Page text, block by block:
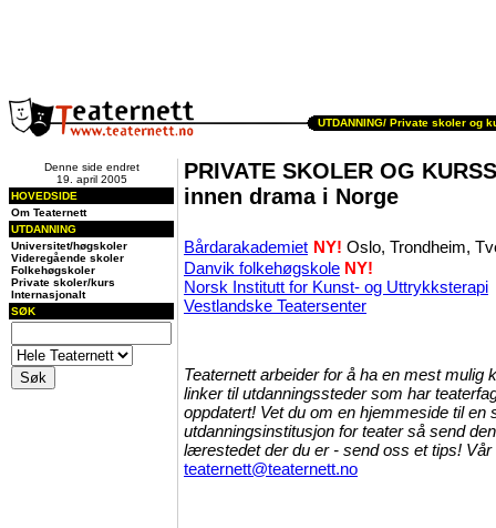
UTDANNING/ Private skoler og
Denne side endret
19. april 2005
HOVEDSIDE
Om Teaternett
UTDANNING
Universitet/høgskoler
Videregående skoler
Folkehøgskoler
Private skoler/kurs
Internasjonalt
SØK
PRIVATE SKOLER OG
innen drama i Norge
Bårdarakademiet NY! Oslo, Trondheim,
Danvik folkehøgskole NY!
Norsk Institutt for Kunst- og Uttrykksterapi
Vestlandske Teatersenter
Teaternett arbeider for å ha en mest mulig
linker til utdanningssteder som har
oppdatert! Vet du om en hjemmeside til en
utdanningsinstitusjon for teater så send
lærestedet der du er - send oss et tips!
teaternett@teaternett.no